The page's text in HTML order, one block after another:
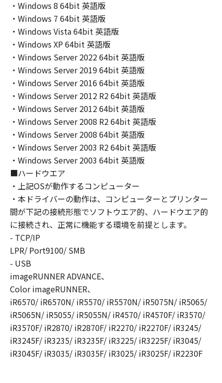
PERFORMANCE OF THE SOFTWARE IS WITH
YOU. SHOULD THE SOFTWARE PROVE
DEFECTIVE, YOU ASSUME THE ENTIRE COST
OF ALL NECESSARY SERVICING, REPAIR OR
CORRECTION. SOME STATES OR LEGAL
JURISDICTIONS DO NOT ALLOW THE
EXCLUSION OF IMPLIED WARRANTIES, SO
THE ABOVE EXCLUSION MAY NOT APPLY TO
YOU.
THIS WARRANTY GIVES YOU SPECIFIC LEGAL
RIGHTS AND YOU MAY ALSO HAVE OTHER
RIGHTS WHICH VARY FROM STATE TO STATE
OR JURISDICTION TO JURISDICTION.
NEITHER CANON, CANON'S SUBSIDIARIES OR
AFFILIATES, THEIR DISTRIBUTORS, OR
DEALERS NOR CANON'S LICENSORS
WARRANT THAT THE FUNCTIONS
CONTAINED IN THE SOFTWARE WILL MEET
YOUR REQUIREMENTS OR THAT THE
OPERATION OF THE SOFTWARE WILL BE
UNINTERRUPTED OR ERROR FREE.
[NO LIABILITY FOR DAMAGES] IN NO EVENT
SHALL EITHER CANON, CANON'S
SUBSIDIARIES OR AFFILIATES, THEIR
DISTRIBUTORS DEALERS OR CANON'S
LICENSORS BE LIABLE FOR ANY DAMAGES
WHATSOEVER (INCLUDING WITHOUT
LIMITATION, LOSS OF BUSINESS PROFITS,
LOSS OF BUSINESS INFORMATION, LOSS OF
BUSINESS INTERRUPTION OR OTHER
・Windows 8 64bit 英語版
・Windows 7 64bit 英語版
・Windows Vista 64bit 英語版
・Windows XP 64bit 英語版
・Windows Server 2022 64bit 英語版
・Windows Server 2019 64bit 英語版
・Windows Server 2016 64bit 英語版
・Windows Server 2012 R2 64bit 英語版
・Windows Server 2012 64bit 英語版
・Windows Server 2008 R2 64bit 英語版
・Windows Server 2008 64bit 英語版
・Windows Server 2003 R2 64bit 英語版
・Windows Server 2003 64bit 英語版
■ハードウエア
・上記OSが動作するコンピューター
・本ドライバーの動作は、コンピューターとプリンター
間が下記の接続形態でソフトウエア的、ハードウエア的
に接続され、正常に機能する環境を前提とします。
- TCP/IP
LPR/ Port9100/ SMB
- USB
imageRUNNER ADVANCE、
Color imageRUNNER、
iR6570/ iR6570N/ iR5570/ iR5570N/ iR5075N/ iR5065/
iR5065N/ iR5055/ iR5055N/ iR4570/ iR4570F/ iR3570/
iR3570F/ iR2870/ iR2870F/ iR2270/ iR2270F/ iR3245/
iR3245F/ iR3235/ iR3235F/ iR3225/ iR3225F/ iR3045/
iR3045F/ iR3035/ iR3035F/ iR3025/ iR3025F/ iR2230F